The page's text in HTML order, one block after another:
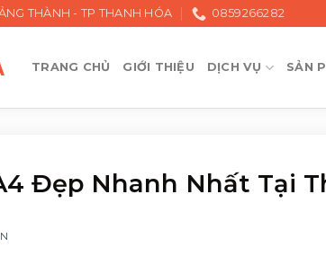
THÀNH - TP THANH HÓA 0859266282
TRANG CHỦ GIỚI THIỆU DỊCH VỤ SẢN
Đẹp Nhanh Nhất Tại